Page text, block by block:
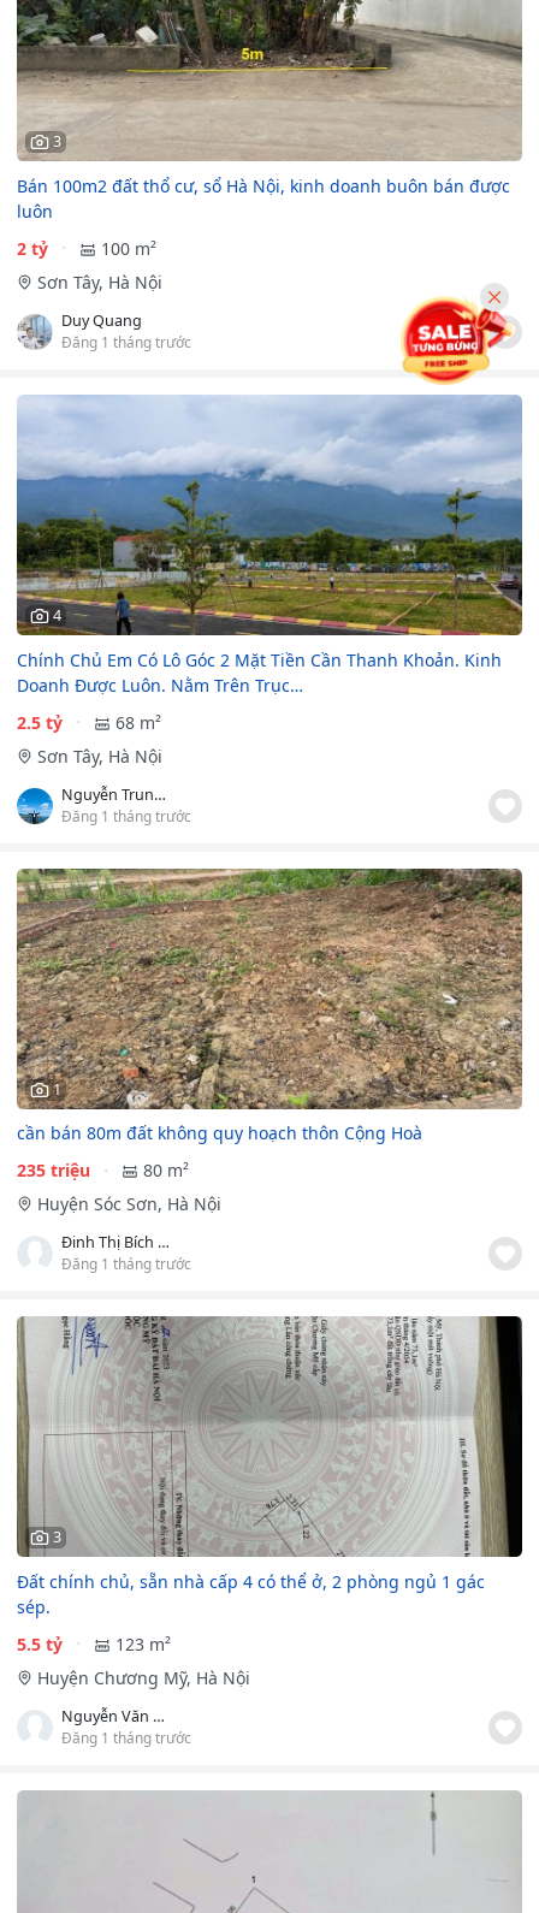
3
Bán 100m2 đất thổ cư, sổ Hà Nội, kinh doanh buôn bán được
luôn
2 tỷ
100 m²
Sơn Tây, Hà Nội
Duy Quang
Đăng 1 tháng trước
4
Chính Chủ Em Có Lô Góc 2 Mặt Tiền Cần Thanh Khoản. Kinh
Doanh Được Luôn. Nằm Trên Trục…
2.5 tỷ
68 m²
Sơn Tây, Hà Nội
Nguyễn Trung Hiểu
Đăng 1 tháng trước
1
cần bán 80m đất không quy hoạch thôn Cộng Hoà
235 triệu
80 m²
Huyện Sóc Sơn, Hà Nội
Đinh Thị Bích Phượng
Đăng 1 tháng trước
3
Đất chính chủ, sẵn nhà cấp 4 có thể ở, 2 phòng ngủ 1 gác
sép.
5.5 tỷ
123 m²
Huyện Chương Mỹ, Hà Nội
Nguyễn Văn Tiệp
Đăng 1 tháng trước